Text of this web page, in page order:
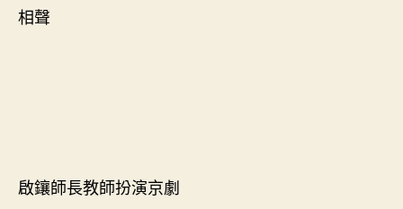
相聲
啟鑲師長教師扮演京劇